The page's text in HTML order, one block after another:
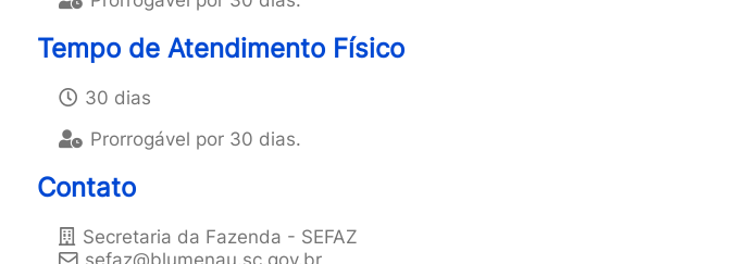
Tempo de Atendimento Físico
30 dias
Prorrogável por 30 dias.
Contato
Secretaria da Fazenda - SEFAZ
sefaz@blumenau.sc.gov.br